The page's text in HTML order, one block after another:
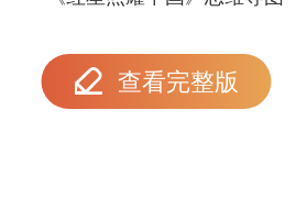
查看完整版